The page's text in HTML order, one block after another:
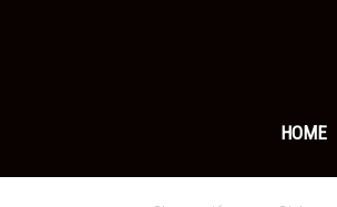
HOME